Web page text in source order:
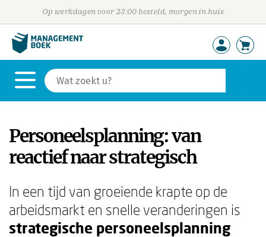
Op werkdagen voor 23:00 besteld, morgen in huis
Personeelsplanning: van
reactief naar strategisch
In een tijd van groeiende krapte op de
arbeidsmarkt en snelle veranderingen is
strategische personeelsplanning